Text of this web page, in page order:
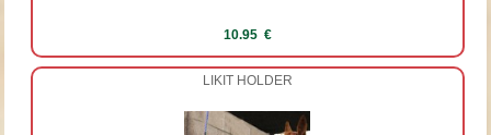
10.95 €
LIKIT HOLDER